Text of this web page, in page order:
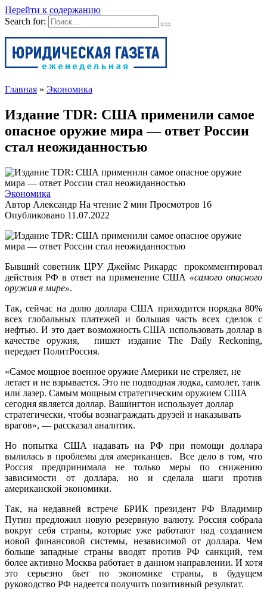
Перейти к содержанию
Search for:
Главная » Экономика
Издание TDR: США применили самое
опасное оружие мира — ответ России
стал неожиданностью
Экономика
Автор Александр На чтение 2 мин Просмотров 16
Опубликовано 11.07.2022
Бывший советник ЦРУ Джеймс Рикардс прокомментировал
действия РФ в ответ на применение США «самого опасного
оружия в мире».
Так, сейчас на долю доллара США приходится порядка 80%
всех глобальных платежей и большая часть всех сделок с
нефтью. И это дает возможность США использовать доллар в
качестве оружия, пишет издание The Daily Reckoning,
передает ПолитРоссия.
«Самое мощное военное оружие Америки не стреляет, не
летает и не взрывается. Это не подводная лодка, самолет, танк
или лазер. Самым мощным стратегическим оружием США
сегодня является доллар. Вашингтон использует доллар
стратегически, чтобы вознаграждать друзей и наказывать
врагов», — рассказал аналитик.
Но попытка США надавать на РФ при помощи доллара
вылилась в проблемы для американцев. Все дело в том, что
Россия предпринимала не только меры по снижению
зависимости от доллара, но и сделала шаги против
американской экономики.
Так, на недавней встрече БРИК президент РФ Владимир
Путин предложил новую резервную валюту. Россия собрала
вокруг себя страны, которые уже работают над созданием
новой финансовой системы, независимой от доллара. Чем
больше западные страны вводят против РФ санкций, тем
более активно Москва работает в данном направлении. И хотя
это серьезно бьет по экономике страны, в будущем
руководство РФ надеется получить позитивный результат.